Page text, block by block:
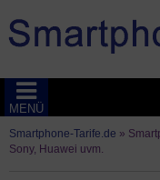
MENÜ
Smartphone-Tarife.de »
Sony, Huawei uvm.